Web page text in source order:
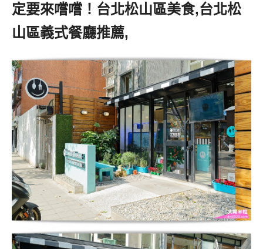
定要來嚐嚐！台北松山區美食,台北松
山區義式餐廳推薦,